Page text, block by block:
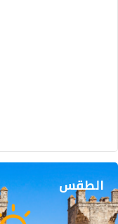
الطقس